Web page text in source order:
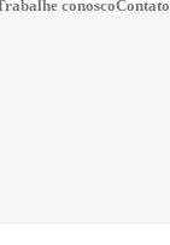
conoscoContato